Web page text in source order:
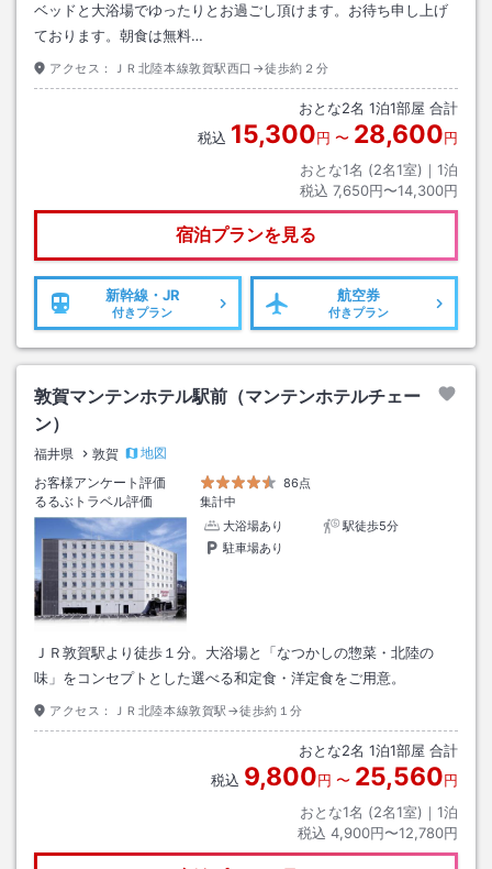
ベッドと大浴場でゆったりとお過ごし頂けます。お待ち申し上げ
ております。朝食は無料…
アクセス： ＪＲ北陸本線敦賀駅西口→徒歩約２分
おとな2名 1泊1部屋 合計
税込 15,300円 〜 28,600円
おとな1名 (2名1室)｜ 1泊
税込 7,650円〜14,300円
宿泊プランを見る
新幹線・JR
付きプラン
航空券
付きプラン
敦賀マンテンホテル駅前（マンテンホテルチェー
ン）
福井県 敦賀
地図
お客様アンケート評価
86点
るるぶトラベル評価
集計中
大浴場あり
駅徒歩5分
駐車場あり
ＪＲ敦賀駅より徒歩１分。大浴場と「なつかしの惣菜・北陸の
味」をコンセプトとした選べる和定食・洋定食をご用意。
アクセス： ＪＲ北陸本線敦賀駅→徒歩約１分
おとな2名 1泊1部屋 合計
税込 9,800円 〜 25,560円
おとな1名 (2名1室)｜ 1泊
税込 4,900円〜12,780円